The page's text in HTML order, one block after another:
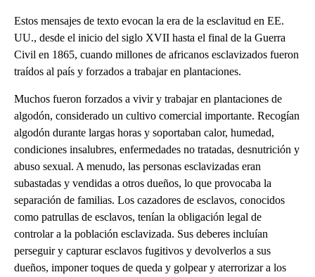
Estos mensajes de texto evocan la era de la esclavitud en EE.
UU., desde el inicio del siglo XVII hasta el final de la Guerra
Civil en 1865, cuando millones de africanos esclavizados fueron
traídos al país y forzados a trabajar en plantaciones.
Muchos fueron forzados a vivir y trabajar en plantaciones de
algodón, considerado un cultivo comercial importante. Recogían
algodón durante largas horas y soportaban calor, humedad,
condiciones insalubres, enfermedades no tratadas, desnutrición y
abuso sexual. A menudo, las personas esclavizadas eran
subastadas y vendidas a otros dueños, lo que provocaba la
separación de familias. Los cazadores de esclavos, conocidos
como patrullas de esclavos, tenían la obligación legal de
controlar a la población esclavizada. Sus deberes incluían
perseguir y capturar esclavos fugitivos y devolverlos a sus
dueños, imponer toques de queda y golpear y aterrorizar a los